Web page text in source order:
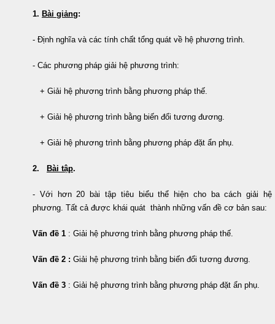
1. Bài giảng:
- Định nghĩa và các tính chất tổng quát về hệ phương trình.
- Các phương pháp giải hệ phương trình:
+ Giải hệ phương trình bằng phương pháp thế.
+ Giải hệ phương trình bằng biến đổi tương đương.
+ Giải hệ phương trình bằng phương pháp đặt ẩn phụ.
2. Bài tập.
- Với hơn 20 bài tập tiêu biểu thể hiện cho ba cách giải hệ
phương. Tất cả được khái quát thành những vấn đề cơ bản sau:
Vấn đề 1 : Giải hệ phương trình bằng phương pháp thế.
Vấn đề 2 : Giải hệ phương trình bằng biến đổi tương đương.
Vấn đề 3 : Giải hệ phương trình bằng phương pháp đặt ẩn phụ.